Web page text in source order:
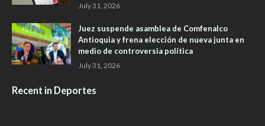
July 31, 2026
Juez suspende asamblea de Comfenalco
Antioquia y frena elección de nueva junta en
medio de controversia política
July 31, 2026
Recent in Deportes